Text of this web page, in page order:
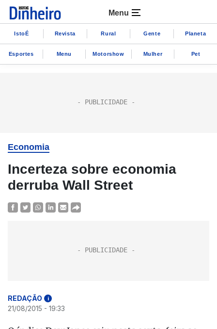
Menu
IstoÉ Revista Rural Gente Planeta
Esportes Menu Motorshow Mulher Pet
Economia
Incerteza sobre economia
derruba Wall Street
REDAÇÃO i
21/08/2015 - 19:33